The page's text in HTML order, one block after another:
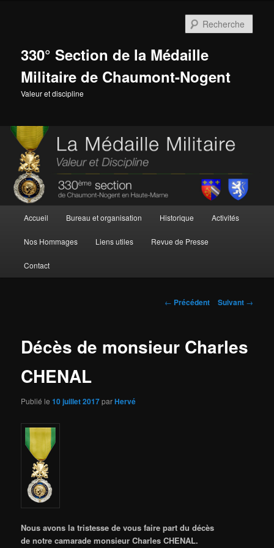
330° Section de la Médaille
Militaire de Chaumont-Nogent
Valeur et discipline
principal
Accueil Bureau et organisation Historique Activités
Nos Hommages Liens utiles Revue de Presse
Contact
Navigation
← Précédent Suivant →
Décès de monsieur Charles
CHENAL
Publié le10 juillet 2017parHervé
Nous avons la tristesse de vous faire part du décès
de notre camarade monsieur Charles CHENAL.